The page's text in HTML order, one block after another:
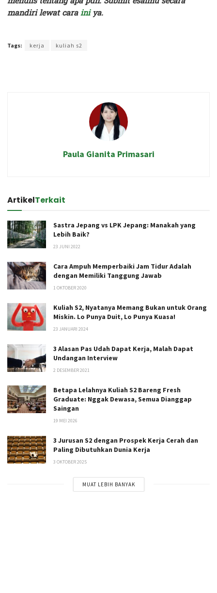
mandiri lewat carainiya.
Tags: kerja kuliah s2
Paula Gianita Primasari
ArtikelTerkait
Sastra Jepang vs LPK Jepang: Manakah yang
Lebih Baik?
23 JUNI 2022
Cara Ampuh Memperbaiki Jam Tidur Adalah
dengan Memiliki Tanggung Jawab
1 OKTOBER 2020
Kuliah S2, Nyatanya Memang Bukan untuk Orang
Miskin. Lo Punya Duit, Lo Punya Kuasa!
23 JANUARI 2024
3 Alasan Pas Udah Dapat Kerja, Malah Dapat
Undangan Interview
2 DESEMBER 2021
Betapa Lelahnya Kuliah S2 Bareng Fresh
Graduate: Nggak Dewasa, Semua Dianggap
Saingan
19 MEI 2026
3 Jurusan S2 dengan Prospek Kerja Cerah dan
Paling Dibutuhkan Dunia Kerja
3 OKTOBER 2025
MUAT LEBIH BANYAK